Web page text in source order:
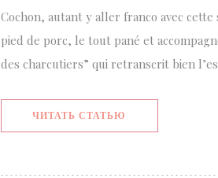
Cochon, autant y aller franco avec
pied de porc, le tout pané et
des charcutiers” qui retranscrit bien
ЧИТАТЬ СТАТЬЮ